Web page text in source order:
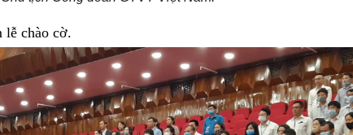
lễ chào cờ.